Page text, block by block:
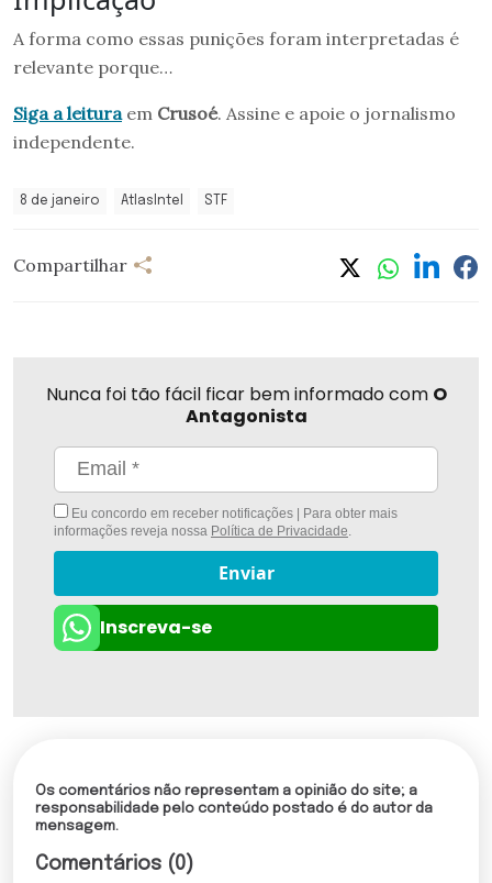
A forma como essas punições foram interpretadas é
relevante porque…
Siga a leituraem Crusoé. Assine e apoie o jornalismo
independente.
8 de janeiro AtlasIntel STF
Compartilhar
Nunca foi tão fácil ficar bem informado com O
Antagonista
Eu concordo em receber notificações | Para obter mais
informações reveja nossa Política de Privacidade.
Enviar
Inscreva-se
Os comentários não representam a opinião do site; a
responsabilidade pelo conteúdo postado é do autor da
mensagem.
Comentários (0)